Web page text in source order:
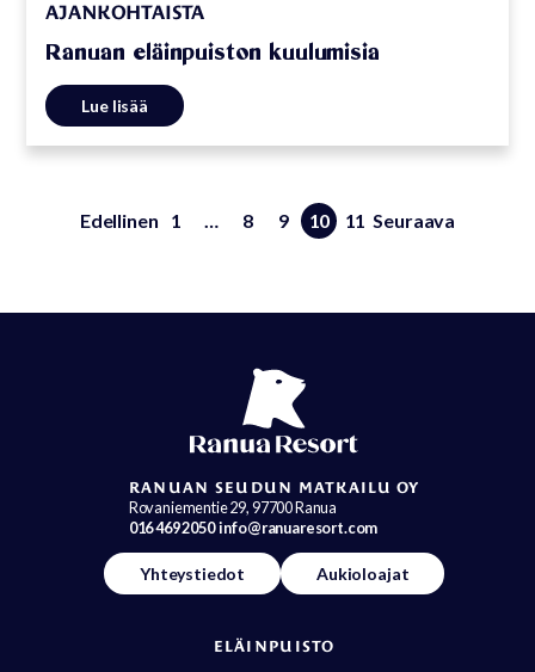
AJANKOHTAISTA
Ranuan eläinpuiston kuulumisia
Lue lisää
Edellinen 1 … 8 9 10 11 Seuraava
RANUAN SEUDUN MATKAILU OY
Rovaniementie 29, 97700 Ranua
016 469 2050info@ranuaresort.com
Yhteystiedot Aukioloajat
ELÄINPUISTO